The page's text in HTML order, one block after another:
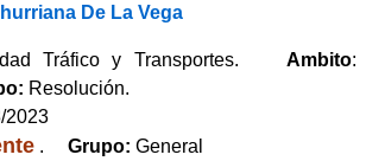
De La Vega
Tráfico y Transportes. Ambito:
Resolución.
2023
. Grupo: General